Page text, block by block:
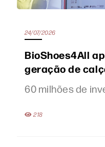
24/07/2026
BioShoes4All
geração de
60 milhões de
218